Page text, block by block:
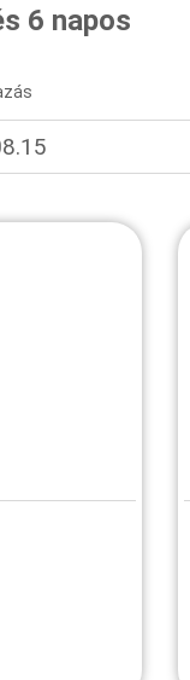
6 napos